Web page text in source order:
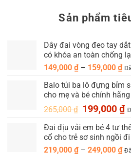
Sản phẩm
Dây đai vòng đeo tay
có khóa an toàn chống
149,000 ₫ – 159,000 ₫
từ
Balo túi ba lô đựng bỉm
cho mẹ và bé chính
265,000₫ Giá
là:
265,000 ₫.
199,000 ₫
Đai địu vải em bé 4 tư
cổ cho trẻ sơ sinh ngồi
219,000 ₫ – 249,000 ₫